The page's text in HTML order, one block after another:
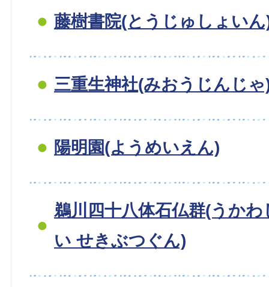
藤樹書院(とうじゅしょいん
三重生神社(みおうじんじゃ
陽明園(ようめいえん)
鵜川四十八体石仏群(うか
い せきぶつぐん)